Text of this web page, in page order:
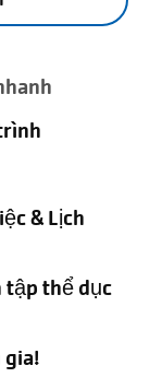
& Lịch
tập thể dục
gia!